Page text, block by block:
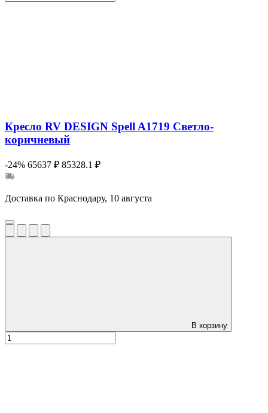
Кресло RV DESIGN Spell A1719 Светло-
коричневый
-24% 65637 ₽ 85328.1 ₽
Доставка по Краснодару, 10 августа
В корзину